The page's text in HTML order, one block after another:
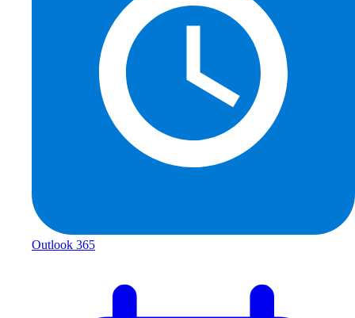
Outlook 365